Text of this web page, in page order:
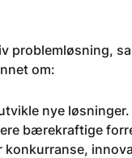
problemløsning,
om:
nye løsninger.
bærekraftige